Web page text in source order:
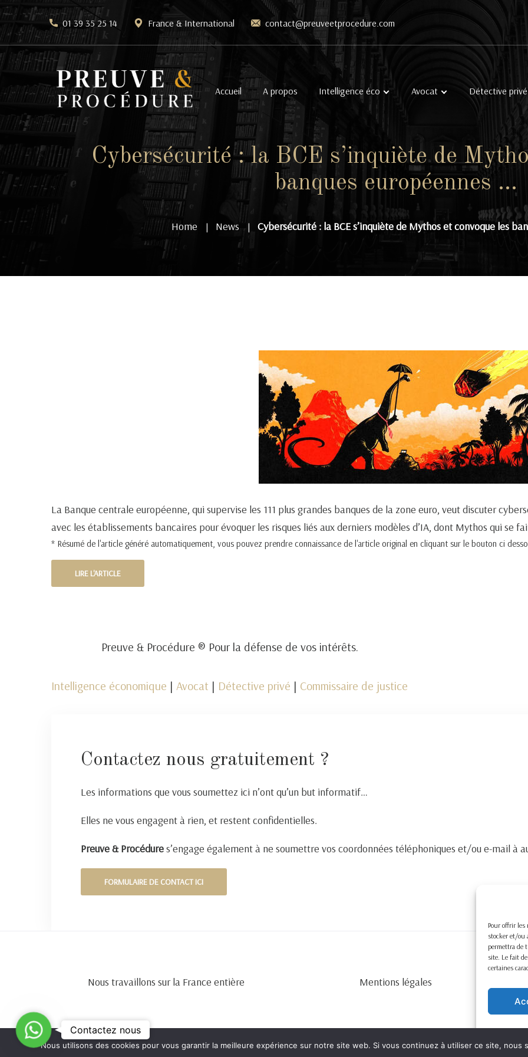
Pour offrir les
stocker et/ou
permettra de
site. Le fait
certaines
01 39 35 25 14 France & International contact@preuveetprocedure.com
Accueil A propos Intelligence éco Avocat Détective privé
Cybersécurité : la BCE s’inquiète de
banques européennes …
Home | News | Cybersécurité : la BCE s’inquiète de Mythos et convoque les
La Banque centrale européenne, qui supervise les 111 plus grandes banques de la zone euro, veut discuter
avec les établissements bancaires pour évoquer les risques liés aux derniers modèles d’IA, dont Mythos qui se
* Résumé de l'article généré automatiquement, vous pouvez prendre connaissance de l'article original en cliquant sur le bouton ci
LIRE L'ARTICLE
Preuve & Procédure ® Pour la défense de vos intérêts.
Intelligence économique | Avocat | Détective privé | Commissaire de justice
Contactez nous gratuitement ?
Les informations que vous soumettez ici n’ont qu’un but informatif…
Elles ne vous engagent à rien, et restent confidentielles.
Preuve & Procédures’engage également à ne soumettre vos coordonnées téléphoniques et/ou e-mail à
FORMULAIRE DE CONTACT ICI
Nous travaillons sur la France entière Mentions légales
Nous utilisons des cookies pour vous garantir la meilleure expérience sur notre site web. Si vous continuez à utiliser ce site, nous
C
o
Contactez nous